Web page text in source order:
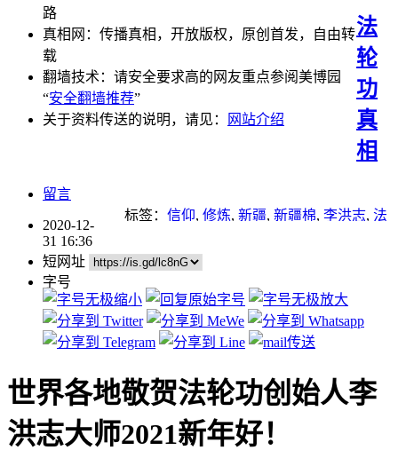
路
真相网：传播真相，开放版权，原创首发，自由转
载
翻墙技术：请安全要求高的网友重点参阅美博园
“安全翻墙推荐”
关于资料传送的说明，请见：
网站介绍
法
轮
功
真
相
留言
标签： 信仰, 修炼, 新疆, 新疆棉, 李洪志, 法
2020-12-
31 16:36
短网址
字号
世界各地敬贺法轮功创始人李
洪志大师2021新年好！